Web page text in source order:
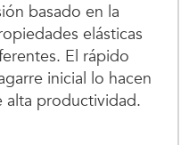
basado en la
elásticas
El rápido
inicial lo hacen
alta productividad.